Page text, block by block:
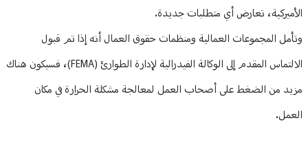
الأميركية، تعارض أي متطلبات جديدة.
وتأمل المجموعات العمالية ومنظمات حقوق العمال أنه إذا تم قبول
الالتماس المقدم إلى الوكالة الفيدرالية لإدارة الطوارئ (FEMA)، فسيكون هناك
مزيد من الضغط على أصحاب العمل لمعالجة مشكلة الحرارة في مكان
العمل.